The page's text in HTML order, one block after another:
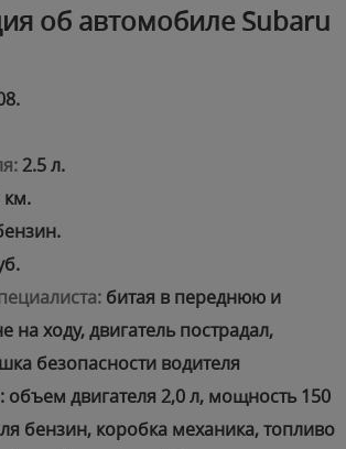
об автомобиле Subaru
2.5 л.
км.
битая в переднюю и
на ходу, двигатель пострадал,
безопасности водителя
объем двигателя 2,0 л, мощность 150
бензин, коробка механика, топливо